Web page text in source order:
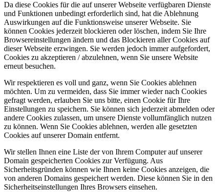
Da diese Cookies für die auf unserer Webseite verfügbaren Dienste
und Funktionen unbedingt erforderlich sind, hat die Ablehnung
Auswirkungen auf die Funktionsweise unserer Webseite. Sie
können Cookies jederzeit blockieren oder löschen, indem Sie Ihre
Browsereinstellungen ändern und das Blockieren aller Cookies auf
dieser Webseite erzwingen. Sie werden jedoch immer aufgefordert,
Cookies zu akzeptieren / abzulehnen, wenn Sie unsere Website
erneut besuchen.
Wir respektieren es voll und ganz, wenn Sie Cookies ablehnen
möchten. Um zu vermeiden, dass Sie immer wieder nach Cookies
gefragt werden, erlauben Sie uns bitte, einen Cookie für Ihre
Einstellungen zu speichern. Sie können sich jederzeit abmelden oder
andere Cookies zulassen, um unsere Dienste vollumfänglich nutzen
zu können. Wenn Sie Cookies ablehnen, werden alle gesetzten
Cookies auf unserer Domain entfernt.
Wir stellen Ihnen eine Liste der von Ihrem Computer auf unserer
Domain gespeicherten Cookies zur Verfügung. Aus
Sicherheitsgründen können wie Ihnen keine Cookies anzeigen, die
von anderen Domains gespeichert werden. Diese können Sie in den
Sicherheitseinstellungen Ihres Browsers einsehen.